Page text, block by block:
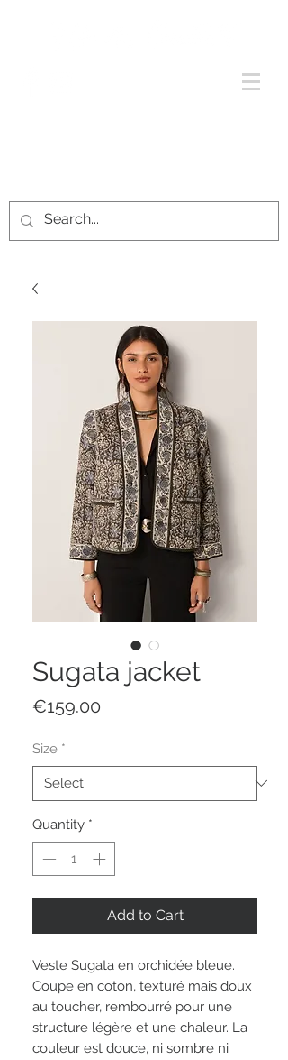
Sugata jacket
€159.00
Size *
Quantity *
Add to Cart
Veste Sugata en orchidée bleue.
Coupe en coton, texturé mais doux
au toucher, rembourré pour une
structure légère et une chaleur. La
couleur est douce, ni sombre ni